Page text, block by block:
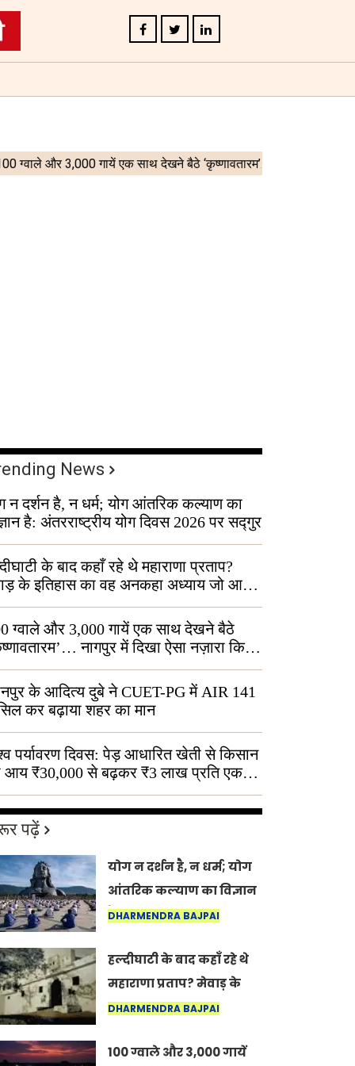
News
न दर्शन है, न धर्म; योग आंतरिक कल्याण का
है: अंतरराष्ट्रीय योग दिवस 2026 पर सद्गुर
के बाद कहाँ रहे थे महाराणा प्रताप?
के इतिहास का वह अनकहा अध्याय जो आज
में जीवित है
ग्वाले और 3,000 गायें एक साथ देखने बैठे
नागपुर में दिखा ऐसा नज़ारा कि
बोले, “ऐसा तो सिर्फ़ कृष्ण ही कर सकते हैं”
के आदित्य दुबे ने CUET-PG में AIR 141
कर बढ़ाया शहर का मान
पर्यावरण दिवस: पेड़ आधारित खेती से किसान
आय ₹30,000 से बढ़कर ₹3 लाख प्रति एकड़
पढ़ें
योग न दर्शन है, न धर्म; योग
आंतरिक कल्याण का विज्ञान
है: अंतरराष्ट्रीय योग दिवस
DHARMENDRA BAJPAI
हल्दीघाटी के बाद कहाँ रहे थे
महाराणा प्रताप? मेवाड़ के
इतिहास का वह अनकहा
में जीवित है
DHARMENDRA BAJPAI
100 ग्वाले और 3,000 गायें